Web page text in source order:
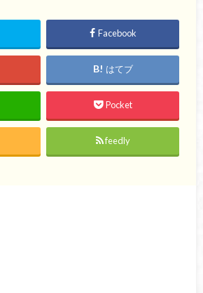
Facebook
はてブ
Pocket
feedly